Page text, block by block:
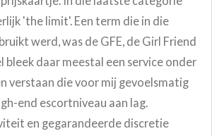
'the limit'. Een term die in die
werd, was de GFE, de Girl Friend
bleek daar meestal een service onder
verstaan die voor mij gevoelsmatig
end escortniveau aan lag.
en gegarandeerde discretie